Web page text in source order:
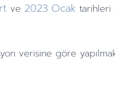
ve 2023 Ocak tarihleri
verisine göre